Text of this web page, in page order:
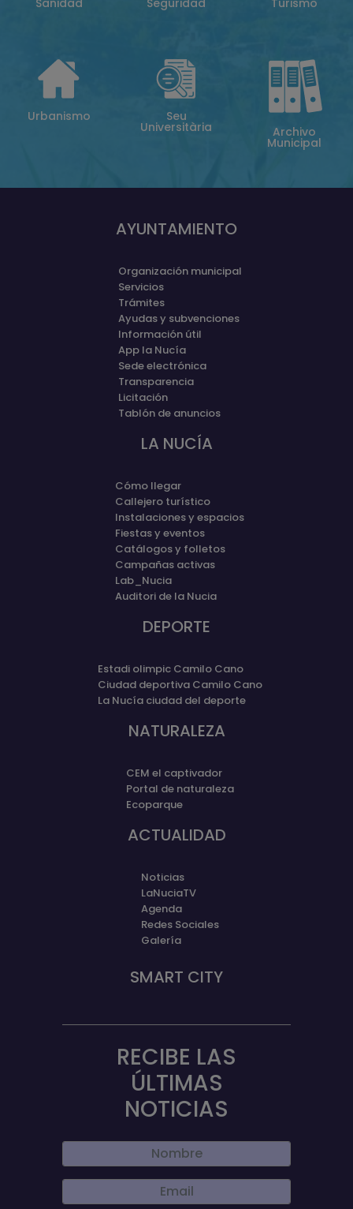
Urbanismo Seu
Universitària Archivo
Municipal
AYUNTAMIENTO
Organización municipal
Servicios
Trámites
Ayudas y subvenciones
Información útil
App la Nucía
Sede electrónica
Transparencia
Licitación
Tablón de anuncios
LA NUCÍA
Cómo llegar
Callejero turístico
Instalaciones y espacios
Fiestas y eventos
Catálogos y folletos
Campañas activas
Lab_Nucia
Auditori de la Nucia
DEPORTE
Estadi olimpic Camilo Cano
Ciudad deportiva Camilo Cano
La Nucía ciudad del deporte
NATURALEZA
CEM el captivador
Portal de naturaleza
Ecoparque
ACTUALIDAD
Noticias
LaNuciaTV
Agenda
Redes Sociales
Galería
SMART CITY
RECIBE LAS
ÚLTIMAS
NOTICIAS